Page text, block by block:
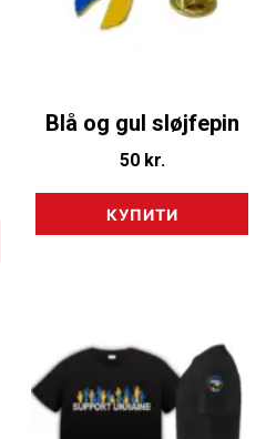
Blå og gul sløjfepin
50 kr.
КУПИТИ